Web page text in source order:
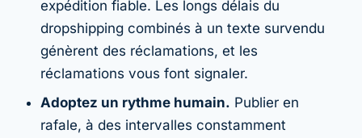
expédition fiable. Les longs délais du
dropshipping combinés à un texte survendu
génèrent des réclamations, et les
réclamations vous font signaler.
Adoptez un rythme humain. Publier en
rafale, à des intervalles constamment